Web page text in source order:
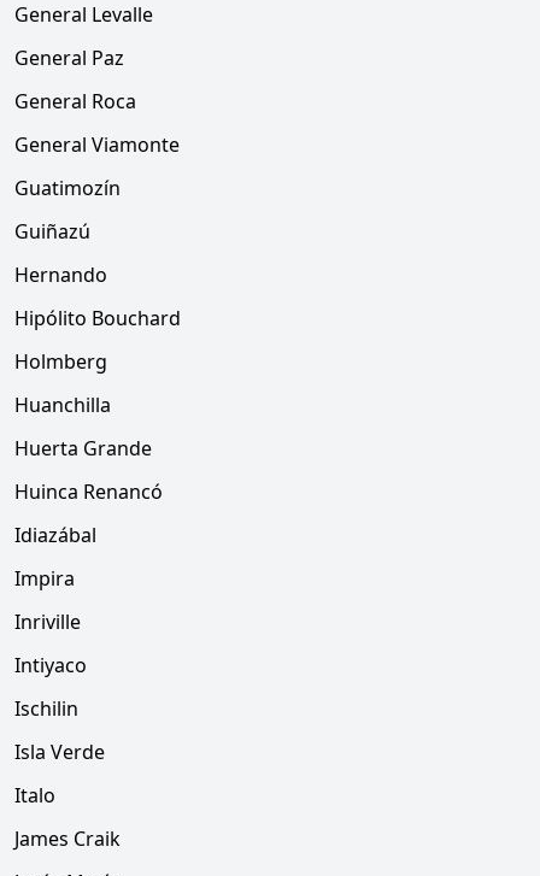
General Levalle
General Paz
General Roca
General Viamonte
Guatimozín
Guiñazú
Hernando
Hipólito Bouchard
Holmberg
Huanchilla
Huerta Grande
Huinca Renancó
Idiazábal
Impira
Inriville
Intiyaco
Ischilin
Isla Verde
Italo
James Craik